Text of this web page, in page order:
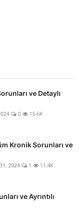
ve Detaylı
0 15.6K
Kronik Sorunları ve
2024 1 11.4K
ve Ayrıntılı